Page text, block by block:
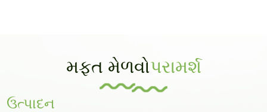
મફત મેળવોપરામર્શ
ઉત્પાદન